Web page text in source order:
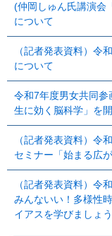
(仲岡しゅん氏講演会
について
（記者発表資料）令
について
令和7年度男女共同参
生に効く脳科学」を
（記者発表資料）令
セミナー「始まる広
（記者発表資料）令
みんないい！多様性
イアスを学びましょ